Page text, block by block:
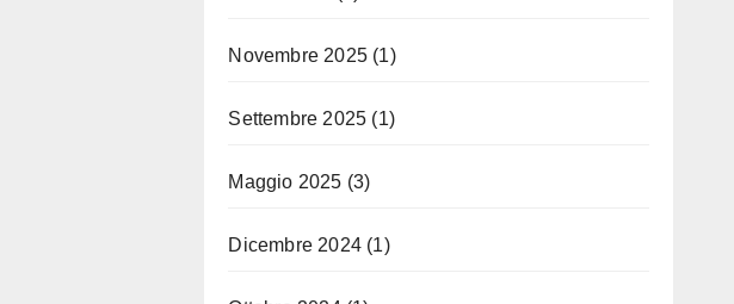
Novembre 2025(1)
Settembre 2025 (1)
Maggio 2025 (3)
Dicembre 2024(1)